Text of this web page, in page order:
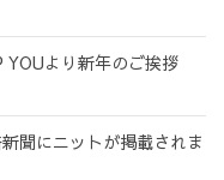
YOUより新年のご挨拶
聞にニットが掲載されま